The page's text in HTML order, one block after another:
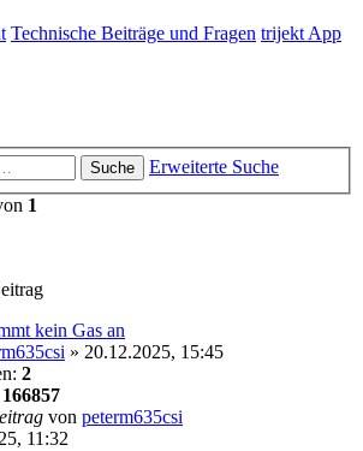
Technische Beiträge und Fragen trijekt App
Suche
Erweiterte Suche
1
kein Gas an
» 20.12.2025, 15:45
2
166857
von peterm635csi
11:32